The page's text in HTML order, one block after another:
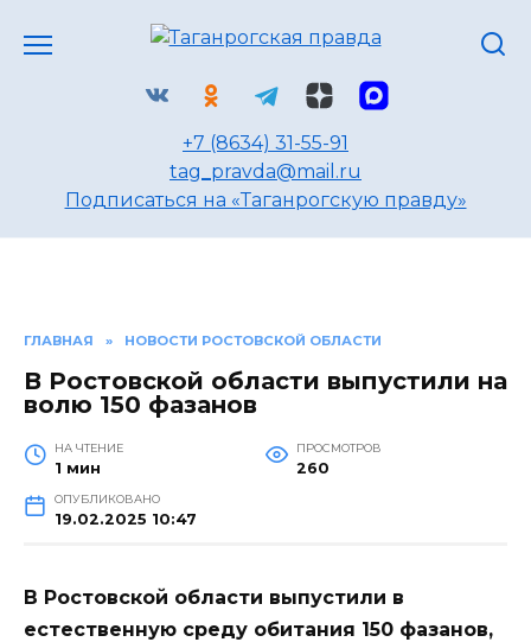
+7 (8634) 31-55-91
tag_pravda@mail.ru
Подписаться на «Таганрогскую правду»
ГЛАВНАЯ » НОВОСТИ РОСТОВСКОЙ ОБЛАСТИ
В Ростовской области выпустили на
волю 150 фазанов
НА ЧТЕНИЕ
1 мин
ПРОСМОТРОВ
260
ОПУБЛИКОВАНО
19.02.2025 10:47
В Ростовской области выпустили в
естественную среду обитания 150 фазанов,